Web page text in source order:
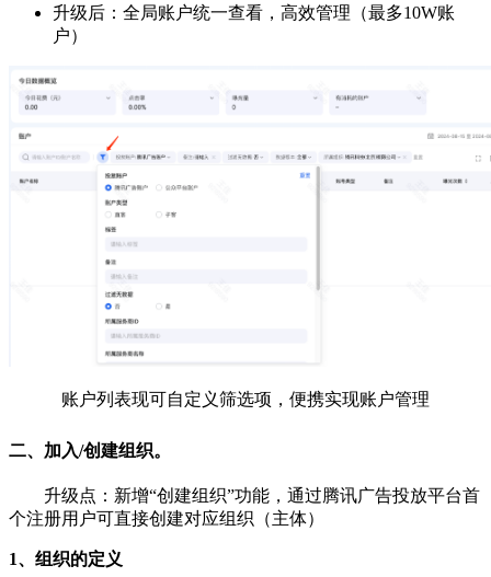
升级后：全局账户统一查看，高效管理（最多10W账
户）
账户列表现可自定义筛选项，便携实现账户管理
二、加入/创建组织。
升级点：新增“创建组织”功能，通过腾讯广告投放平台首
个注册用户可直接创建对应组织（主体）
1、组织的定义